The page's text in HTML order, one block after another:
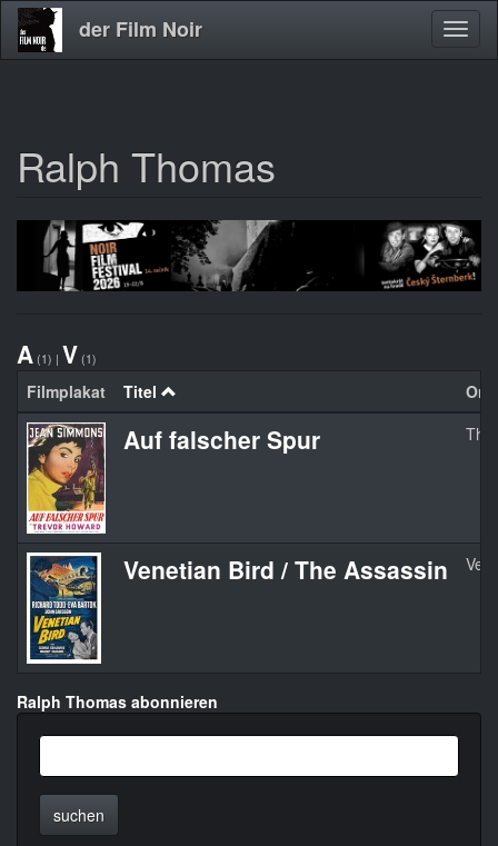
Direkt
zum
der Film Noir
Ralph Thomas
A (1) | V (1)
Filmplakat Titel
Auf falscher Spur The
Venetian Bird / The Assassin
Ralph Thomas abonnieren
suchen